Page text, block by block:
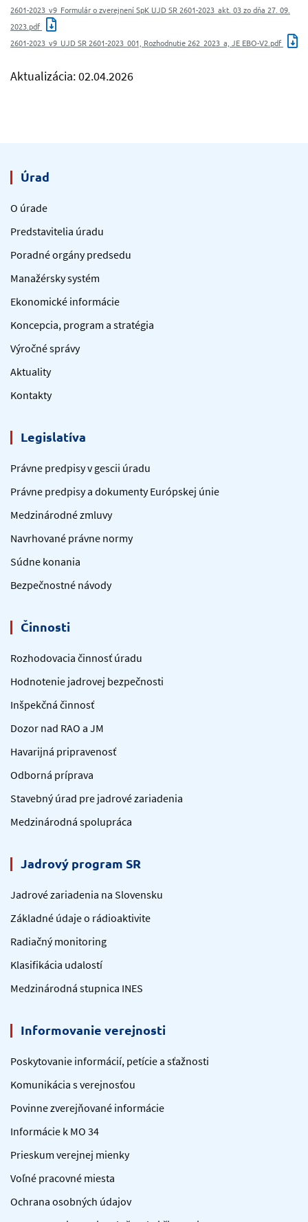
2601-2023_v9_Formulár o zverejnení SpK UJD SR 2601-2023_akt. 03 zo dňa 27. 09.
2023.pdf
2601-2023_v9_UJD SR 2601-2023_001, Rozhodnutie 262_2023_a, JE EBO-V2.pdf
Aktualizácia: 02.04.2026
Úrad
O úrade
Predstavitelia úradu
Poradné orgány predsedu
Manažérsky systém
Ekonomické informácie
Koncepcia, program a stratégia
Výročné správy
Aktuality
Kontakty
Legislatíva
Právne predpisy v gescii úradu
Právne predpisy a dokumenty Európskej únie
Medzinárodné zmluvy
Navrhované právne normy
Súdne konania
Bezpečnostné návody
Činnosti
Rozhodovacia činnosť úradu
Hodnotenie jadrovej bezpečnosti
Inšpekčná činnosť
Dozor nad RAO a JM
Havarijná pripravenosť
Odborná príprava
Stavebný úrad pre jadrové zariadenia
Medzinárodná spolupráca
Jadrový program SR
Jadrové zariadenia na Slovensku
Základné údaje o rádioaktivite
Radiačný monitoring
Klasifikácia udalostí
Medzinárodná stupnica INES
Informovanie verejnosti
Poskytovanie informácií, petície a sťažnosti
Komunikácia s verejnosťou
Povinne zverejňované informácie
Informácie k MO 34
Prieskum verejnej mienky
Voľné pracovné miesta
Ochrana osobných údajov